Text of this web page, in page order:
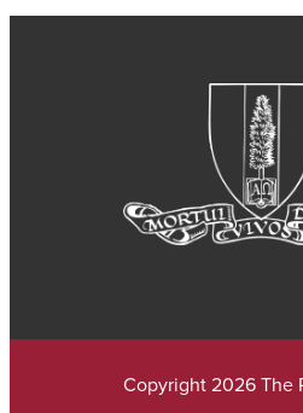
Copyright 2026 The